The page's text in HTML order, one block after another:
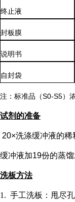
终止液
封板膜
说明书
自封袋
注：标准品（S0-S5）
试剂的准备
20×洗涤缓冲液的
缓冲液加19份的蒸馏
洗板方法
1. 手工洗板：甩尽